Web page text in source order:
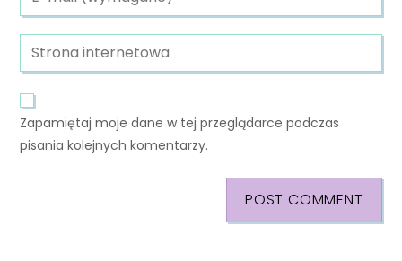
Zapamiętaj moje dane w tej przeglądarce podczas
pisania kolejnych komentarzy.